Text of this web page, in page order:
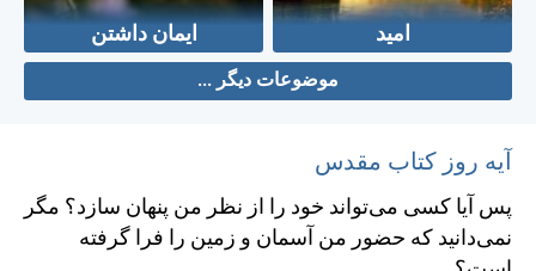
امید ایمان داشتن
موضوعات دیگر ...
آیه روز کتاب مقدس
پس آيا كسی می‌تواند خود را از نظر من پنهان سازد؟ مگر
نمی‌دانيد كه حضور من آسمان و زمين را فرا گرفته